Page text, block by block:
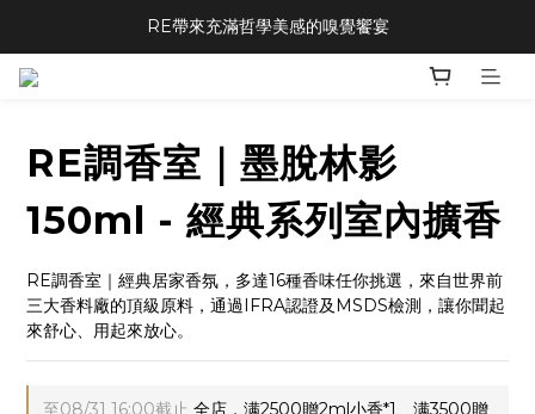
RE帶來充滿哲學美感的嗅覺饗宴
RE調香室｜墨脫林影
150ml - 經典系列室內擴香
RE調香室｜經典居家香氛，多達16種香味任你挑選，來自世界前
三大香料廠的頂級原料，通過IFRA認證及MSDS檢測，讓你聞起
來舒心、用起來放心。
至08/31 16:00截止 全店，满2500贈2ml小香*1、满3500贈